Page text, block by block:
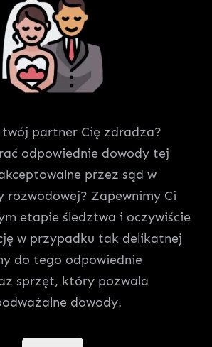
twój partner Cię zdradza?
odpowiednie dowody tej
przez sąd w
rozwodowej? Zapewnimy Ci
etapie śledztwa i oczywiście
w przypadku tak delikatnej
do tego odpowiednie
sprzęt, który pozwala
dowody.